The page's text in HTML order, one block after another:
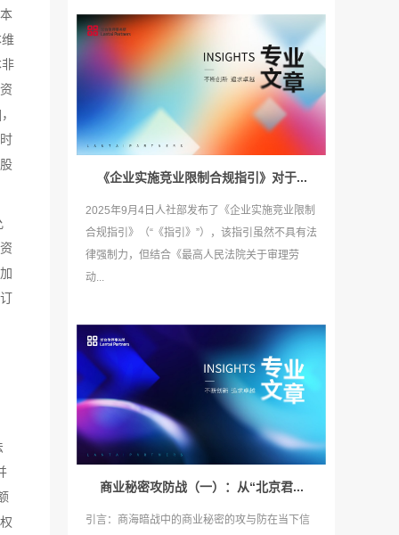
《企业实施竞业限制合规指引》对于...
2025年9月4日人社部发布了《企业实施竞业限制
合规指引》（“《指引》”），该指引虽然不具有法
律强制力，但结合《最高人民法院关于审理劳
动...
商业秘密攻防战（一）：从“北京君...
引言：商海暗战中的商业秘密的攻与防在当下信